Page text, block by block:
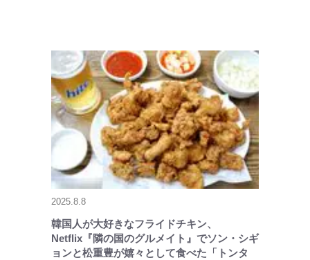
2025.8.8
韓国人が大好きなフライドチキン、
Netflix『隣の国のグルメイト』でソン・シギ
ョンと松重豊が嬉々として食べた「トンタ